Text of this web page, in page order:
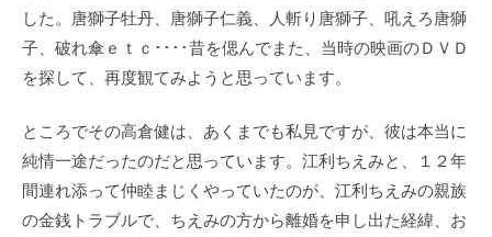
した。唐獅子牡丹、唐獅子仁義、人斬り唐獅子、吼えろ唐獅
子、破れ傘ｅｔｃ････昔を偲んでまた、当時の映画のＤＶＤ
を探して、再度観てみようと思っています。
ところでその高倉健は、あくまでも私見ですが、彼は本当に
純情一途だったのだと思っています。江利ちえみと、１２年
間連れ添って仲睦まじくやっていたのが、江利ちえみの親族
の金銭トラブルで、ちえみの方から離婚を申し出た経緯、お